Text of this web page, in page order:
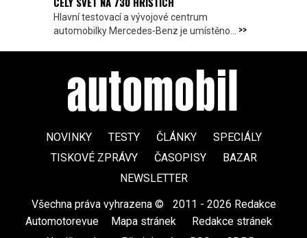
Hlavní testovací a vývojové centrum
automobilky Mercedes-Benz je umístěno... >>
NOVINKY TESTY ČLÁNKY
SPECIÁLY
TISKOVÉ ZPRÁVY
ČASOPISY
BAZAR
NEWSLETTER
Všechna práva vyhrazena ©
2011 - 2026 Redakce
Automotorevue
Mapa stránek Redakce stránek